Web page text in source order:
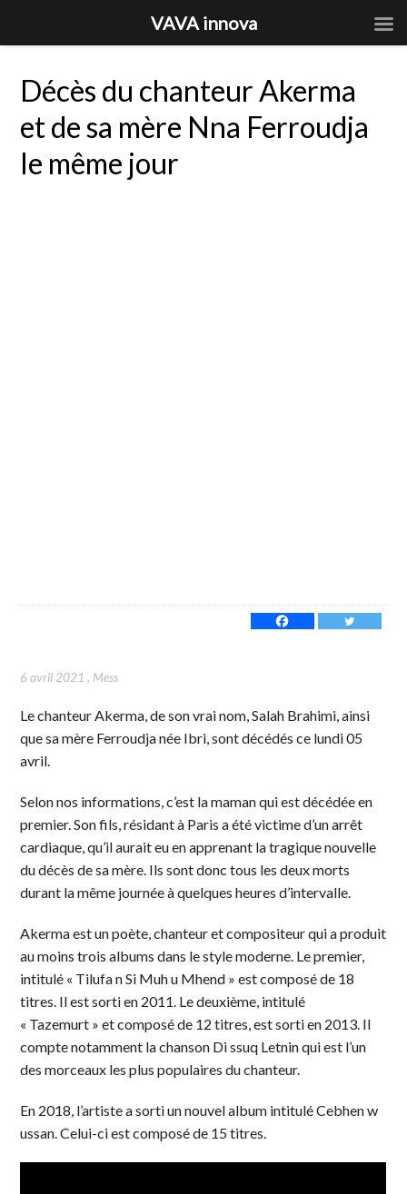
Décès du chanteur Akerma
et de sa mère Nna Ferroudja
le même jour
6 avril 2021 , Mess
Le chanteur Akerma, de son vrai nom, Salah Brahimi, ainsi
que sa mère Ferroudja née Ibri, sont décédés ce lundi 05
avril.
Selon nos informations, c’est la maman qui est décédée en
premier. Son fils, résidant à Paris a été victime d’un arrêt
cardiaque, qu’il aurait eu en apprenant la tragique nouvelle
du décès de sa mère. Ils sont donc tous les deux morts
durant la même journée à quelques heures d’intervalle.
Akerma est un poète, chanteur et compositeur qui a produit
au moins trois albums dans le style moderne. Le premier,
intitulé « Tilufa n Si Muh u Mhend » est composé de 18
titres. Il est sorti en 2011. Le deuxième, intitulé
« Tazemurt » et composé de 12 titres, est sorti en 2013. Il
compte notamment la chanson Di ssuq Letnin qui est l’un
des morceaux les plus populaires du chanteur.
En 2018, l’artiste a sorti un nouvel album intitulé Cebhen w
ussan. Celui-ci est composé de 15 titres.
VAVA innova